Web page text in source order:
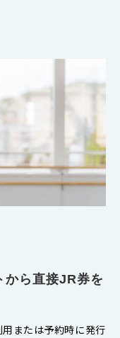
から直接JR券を
または予約時に発行